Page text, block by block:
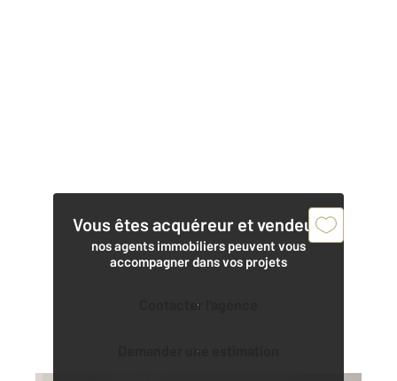
Vous êtes acquéreur et vendeur,
nos agents immobiliers peuvent vous
accompagner dans vos projets
Contacter l'agence
Demander une estimation